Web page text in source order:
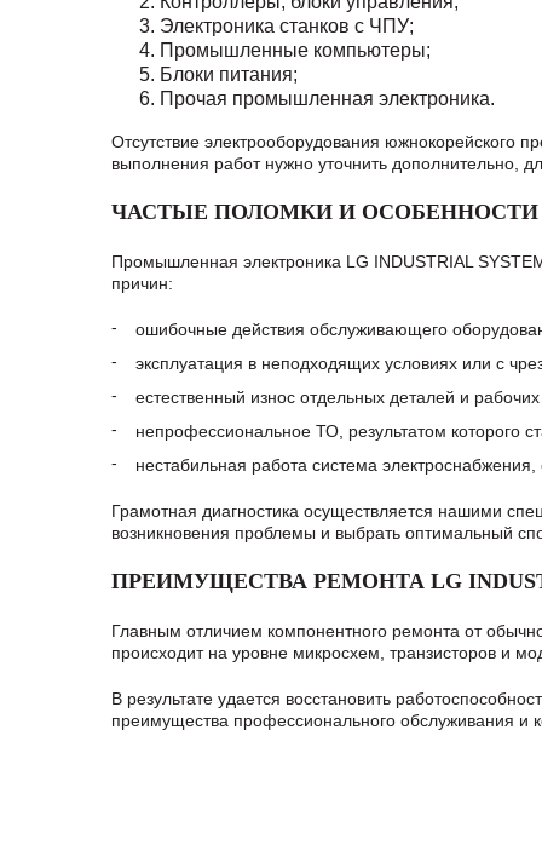
Электроника станков с ЧПУ;
Промышленные компьютеры;
Блоки питания;
Прочая промышленная электроника.
Отсутствие электрооборудования южнокорейского
выполнения работ нужно уточнить
ЧАСТЫЕ ПОЛОМКИ И ОСОБЕННОСТИ
Промышленная электроника LG INDUSTRIAL
причин:
ошибочные действия обслуживающего
эксплуатация в неподходящих условиях или с
естественный износ отдельных деталей и
непрофессиональное ТО, результатом которого
нестабильная работа система
Грамотная диагностика осуществляется нашими
возникновения проблемы и выбрать оптимальный
ПРЕИМУЩЕСТВА РЕМОНТА LG
Главным отличием компонентного ремонта от
происходит на уровне микросхем, транзисторов и
В результате удается восстановить
преимущества профессионального обслуживания и